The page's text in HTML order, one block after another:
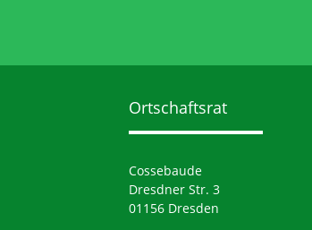
Ortschaftsrat
Cossebaude
Dresdner Str. 3
01156 Dresden